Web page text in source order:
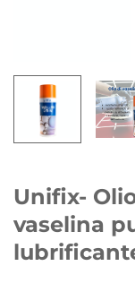
Unifix-
vaselina